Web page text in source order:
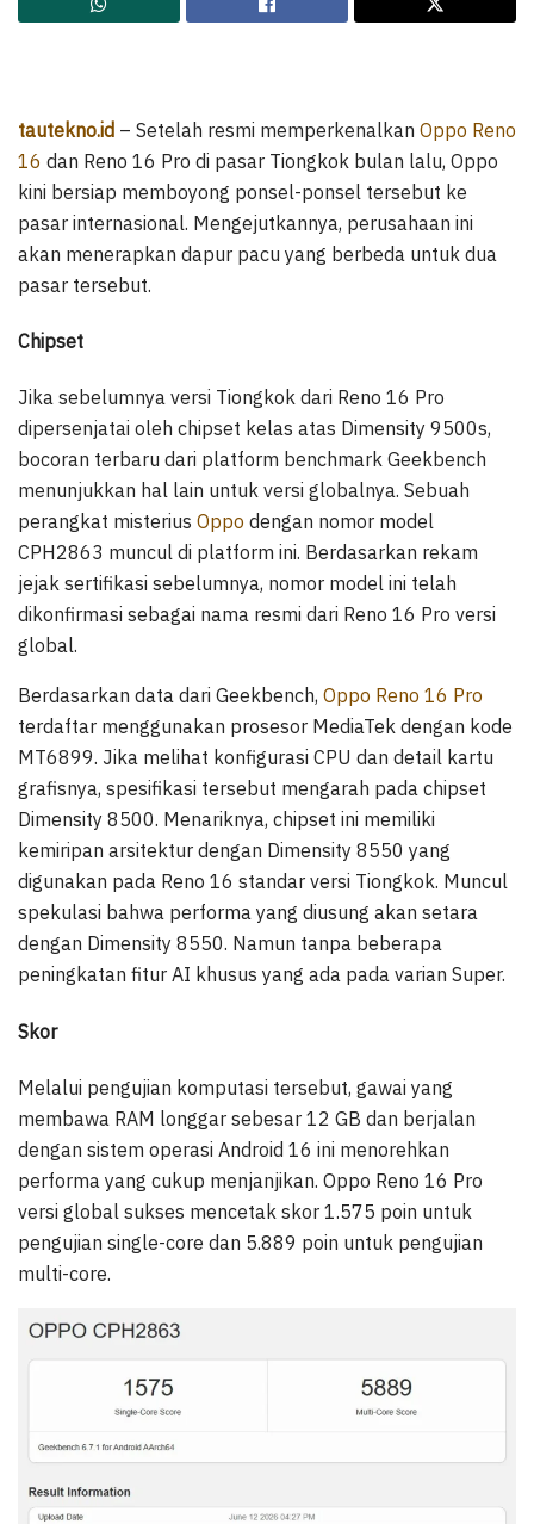
tautekno.id – Setelah resmi memperkenalkan Oppo Reno
16 dan Reno 16 Pro di pasar Tiongkok bulan lalu, Oppo
kini bersiap memboyong ponsel-ponsel tersebut ke
pasar internasional. Mengejutkannya, perusahaan ini
akan menerapkan dapur pacu yang berbeda untuk dua
pasar tersebut.
Chipset
Jika sebelumnya versi Tiongkok dari Reno 16 Pro
dipersenjatai oleh chipset kelas atas Dimensity 9500s,
bocoran terbaru dari platform benchmark Geekbench
menunjukkan hal lain untuk versi globalnya. Sebuah
perangkat misterius Oppo dengan nomor model
CPH2863 muncul di platform ini. Berdasarkan rekam
jejak sertifikasi sebelumnya, nomor model ini telah
dikonfirmasi sebagai nama resmi dari Reno 16 Pro versi
global.
Berdasarkan data dari Geekbench, Oppo Reno 16 Pro
terdaftar menggunakan prosesor MediaTek dengan kode
MT6899. Jika melihat konfigurasi CPU dan detail kartu
grafisnya, spesifikasi tersebut mengarah pada chipset
Dimensity 8500. Menariknya, chipset ini memiliki
kemiripan arsitektur dengan Dimensity 8550 yang
digunakan pada Reno 16 standar versi Tiongkok. Muncul
spekulasi bahwa performa yang diusung akan setara
dengan Dimensity 8550. Namun tanpa beberapa
peningkatan fitur AI khusus yang ada pada varian Super.
Skor
Melalui pengujian komputasi tersebut, gawai yang
membawa RAM longgar sebesar 12 GB dan berjalan
dengan sistem operasi Android 16 ini menorehkan
performa yang cukup menjanjikan. Oppo Reno 16 Pro
versi global sukses mencetak skor 1.575 poin untuk
pengujian single-core dan 5.889 poin untuk pengujian
multi-core.